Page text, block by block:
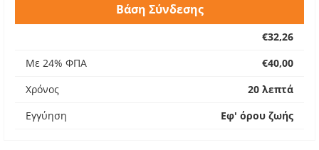
Βάση Σύνδεσης
€32,26
Με 24% ΦΠΑ
€40,00
Χρόνος
20 λεπτά
Εγγύηση
Εφ' όρου ζωής